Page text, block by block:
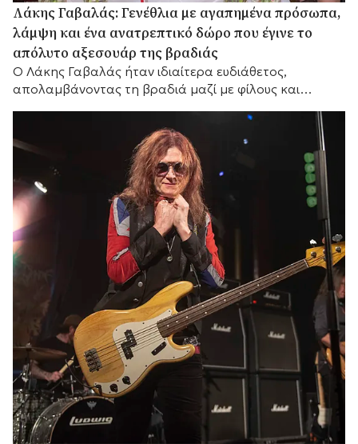
Λάκης Γαβαλάς: Γενέθλια με αγαπημένα πρόσωπα,
λάμψη και ένα ανατρεπτικό δώρο που έγινε το
απόλυτο αξεσουάρ της βραδιάς
Ο Λάκης Γαβαλάς ήταν ιδιαίτερα ευδιάθετος,
απολαμβάνοντας τη βραδιά μαζί με φίλους και